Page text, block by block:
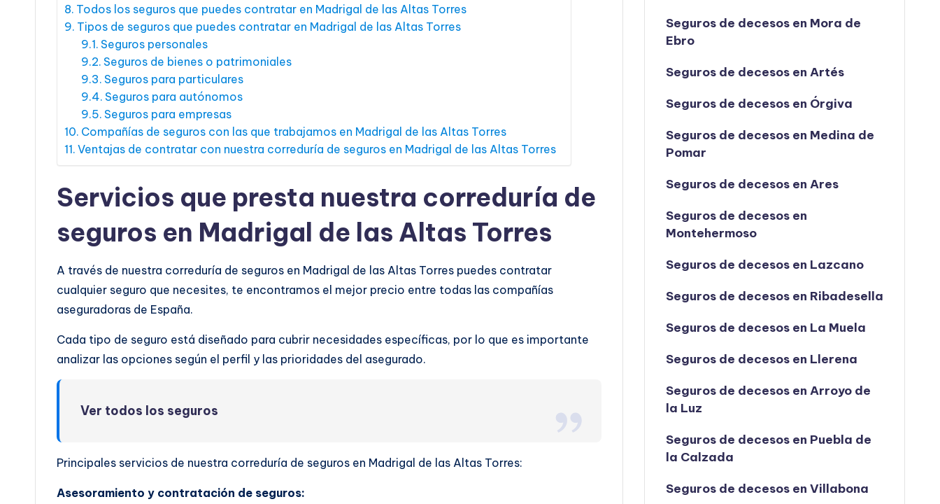
Todos los seguros que puedes contratar en Madrigal de las Altas Torres
Tipos de seguros que puedes contratar en Madrigal de las Altas Torres
Seguros personales
Seguros de bienes o patrimoniales
Seguros para particulares
Seguros para autónomos
Seguros para empresas
Compañías de seguros con las que trabajamos en Madrigal de las Altas Torres
Ventajas de contratar con nuestra correduría de seguros en Madrigal de las Altas Torres
Servicios que presta nuestra correduría de
seguros en Madrigal de las Altas Torres
A través de nuestra correduría de seguros en Madrigal de las Altas Torres puedes contratar
cualquier seguro que necesites, te encontramos el mejor precio entre todas las compañías
aseguradoras de España.
Cada tipo de seguro está diseñado para cubrir necesidades específicas, por lo que es importante
analizar las opciones según el perfil y las prioridades del asegurado.
Ver todos los seguros
Principales servicios de nuestra correduría de seguros en Madrigal de las Altas Torres:
Asesoramiento y contratación de seguros:
Seguros de decesos en Mora de
Ebro
Seguros de decesos en Artés
Seguros de decesos en Órgiva
Seguros de decesos en Medina de
Pomar
Seguros de decesos en Ares
Seguros de decesos en
Montehermoso
Seguros de decesos en Lazcano
Seguros de decesos en Ribadesella
Seguros de decesos en La Muela
Seguros de decesos en Llerena
Seguros de decesos en Arroyo de
la Luz
Seguros de decesos en Puebla de
la Calzada
Seguros de decesos en Villabona